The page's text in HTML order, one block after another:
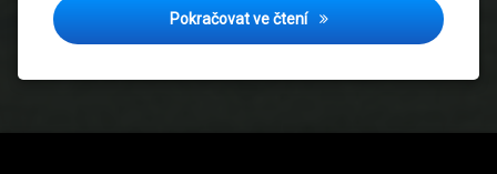
Pokračovat ve čteníAlessandro Bastoni –